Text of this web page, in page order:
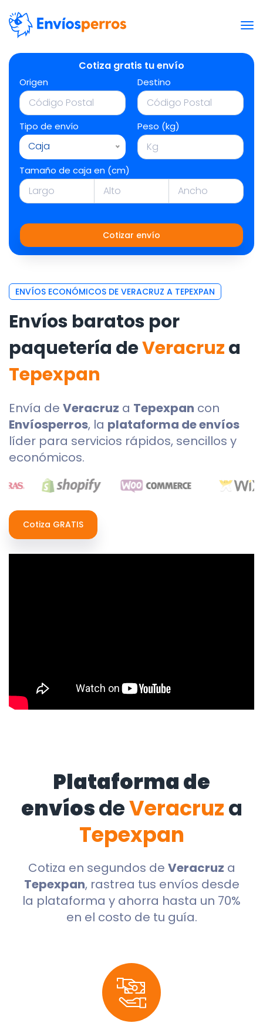
Cotiza gratis tu envío
Origen Destino
Tipo de envío
Caja
Peso (kg)
Tamaño de caja en (cm)
Cotizar envío
ENVÍOS ECONÓMICOS DE VERACRUZ A TEPEXPAN
Envíos baratos por
paquetería deVeracruza
Tepexpan
Envía de Veracruz a Tepexpan con
Envíosperros, la plataforma de envíos
líder para servicios rápidos, sencillos y
económicos.
Cotiza GRATIS
Plataforma de
envíosdeVeracruza
Tepexpan
Cotiza en segundos de Veracruz a
Tepexpan, rastrea tus envíos desde
la plataforma y ahorra hasta un 70%
en el costo de tu guía.